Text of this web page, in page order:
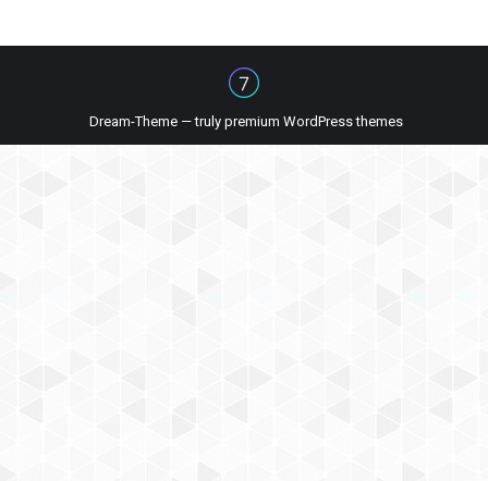
Dream-Theme — truly premium WordPress themes